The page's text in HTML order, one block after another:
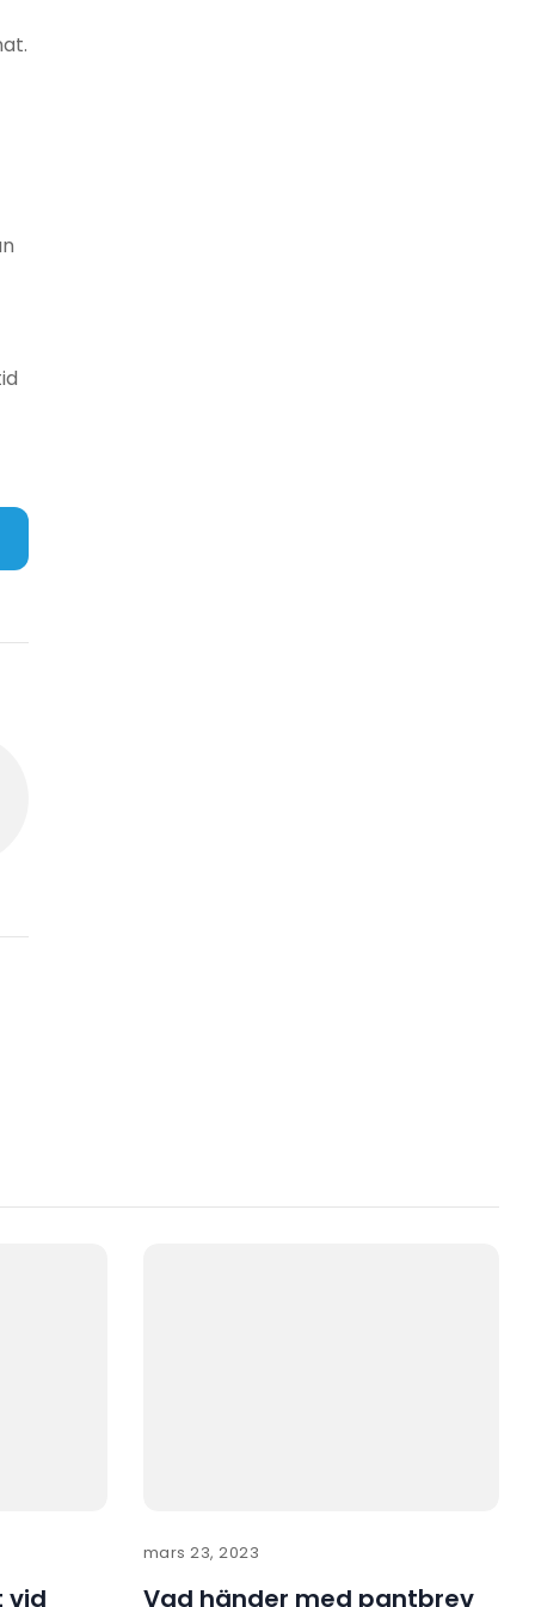
vid
mars 23, 2023
Vad händer med pantbrev